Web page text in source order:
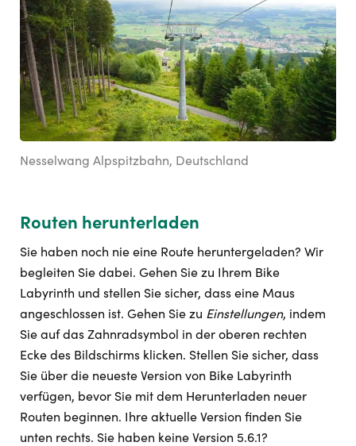
Nesselwang Alpspitzbahn, Deutschland
Routen herunterladen
Sie haben noch nie eine Route heruntergeladen? Wir
begleiten Sie dabei. Gehen Sie zu Ihrem Bike
Labyrinth und stellen Sie sicher, dass eine Maus
angeschlossen ist. Gehen Sie zu Einstellungen, indem
Sie auf das Zahnradsymbol in der oberen rechten
Ecke des Bildschirms klicken. Stellen Sie sicher, dass
Sie über die neueste Version von Bike Labyrinth
verfügen, bevor Sie mit dem Herunterladen neuer
Routen beginnen. Ihre aktuelle Version finden Sie
unten rechts. Sie haben keine Version 5.6.1?